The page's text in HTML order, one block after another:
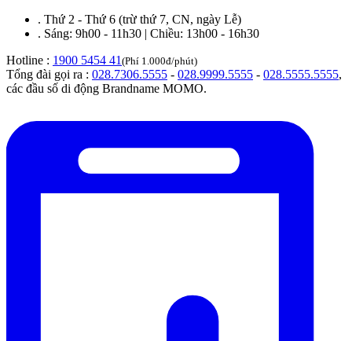
. Thứ 2 - Thứ 6 (trừ thứ 7, CN, ngày Lễ)
. Sáng: 9h00 - 11h30 | Chiều: 13h00 - 16h30
Hotline : 1900 5454 41 (Phí 1.000đ/phút)
Tổng đài gọi ra : 028.7306.5555 - 028.9999.5555 - 028.5555.5555,
các đầu số di động Brandname MOMO.